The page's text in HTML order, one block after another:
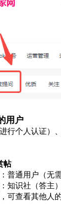
用户
行个人认证）
帖
普通用户（无
知识社（答主
可查看其他人